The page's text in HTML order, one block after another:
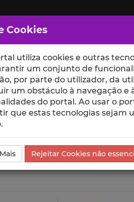
nos Media
Cookies
utiliza cookies e outras
um conjunto de
por parte do utilizador, da
um obstáculo à navegação e
do portal. Ao usar o
que estas tecnologias sejam
Rejeitar Cookies não